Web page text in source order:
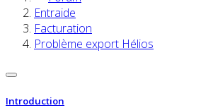
Entraide
Facturation
Problème export Hélios
Introduction